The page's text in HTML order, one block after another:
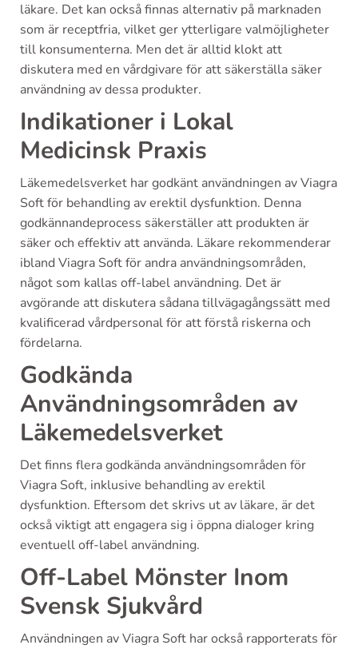
läkare. Det kan också finnas alternativ på marknaden
som är receptfria, vilket ger ytterligare valmöjligheter
till konsumenterna. Men det är alltid klokt att
diskutera med en vårdgivare för att säkerställa säker
användning av dessa produkter.
Indikationer i Lokal
Medicinsk Praxis
Läkemedelsverket har godkänt användningen av Viagra
Soft för behandling av erektil dysfunktion. Denna
godkännandeprocess säkerställer att produkten är
säker och effektiv att använda. Läkare rekommenderar
ibland Viagra Soft för andra användningsområden,
något som kallas off-label användning. Det är
avgörande att diskutera sådana tillvägagångssätt med
kvalificerad vårdpersonal för att förstå riskerna och
fördelarna.
Godkända
Användningsområden av
Läkemedelsverket
Det finns flera godkända användningsområden för
Viagra Soft, inklusive behandling av erektil
dysfunktion. Eftersom det skrivs ut av läkare, är det
också viktigt att engagera sig i öppna dialoger kring
eventuell off-label användning.
Off-Label Mönster Inom
Svensk Sjukvård
Användningen av Viagra Soft har också rapporterats för